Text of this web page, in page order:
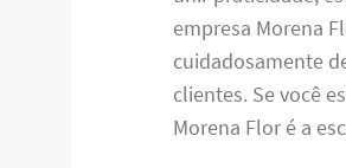
empresa Morena
cuidadosamente
clientes. Se você
Morena Flor é a